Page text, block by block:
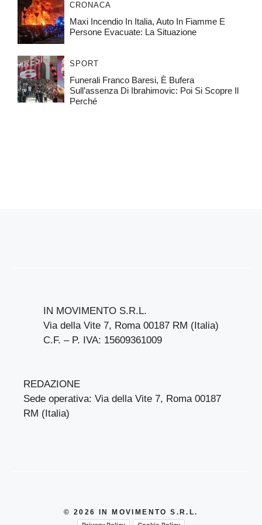
CRONACA
Maxi Incendio In Italia, Auto In Fiamme E
Persone Evacuate: La Situazione
SPORT
Funerali Franco Baresi, È Bufera
Sull’assenza Di Ibrahimovic: Poi Si Scopre Il
Perché
IN MOVIMENTO S.R.L.
Via della Vite 7, Roma 00187 RM (Italia)
C.F. – P. IVA: 15609361009
REDAZIONE
Sede operativa: Via della Vite 7, Roma 00187
RM (Italia)
© 2026 IN MOVIMENTO S.R.L.